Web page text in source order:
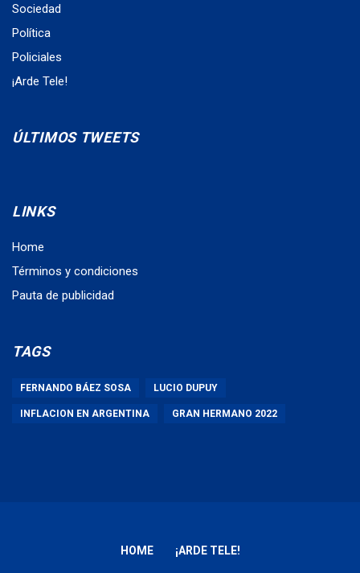
Sociedad
Política
Policiales
¡Arde Tele!
ÚLTIMOS TWEETS
LINKS
Home
Términos y condiciones
Pauta de publicidad
TAGS
FERNANDO BÁEZ SOSA LUCIO DUPUY
INFLACION EN ARGENTINA GRAN HERMANO 2022
HOME ¡ARDE TELE!